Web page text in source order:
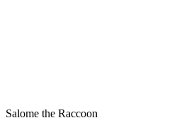
Salome the Raccoon